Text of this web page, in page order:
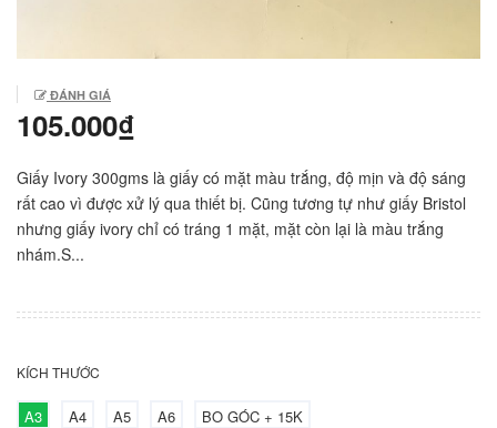
ĐÁNH GIÁ
105.000₫
Giấy Ivory 300gms là giấy có mặt màu trắng, độ mịn và độ sáng
rất cao vì được xử lý qua thiết bị. Cũng tương tự như giấy Bristol
nhưng giấy ivory chỉ có tráng 1 mặt, mặt còn lại là màu trắng
nhám.S...
KÍCH THƯỚC
A3 A4 A5 A6 BO GÓC + 15K